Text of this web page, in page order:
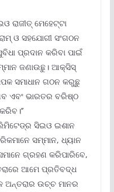
ରାଜୀତ୍ ମେହେଟ୍ଟା
ଓ ସହଯୋଗୀ ସଂଗଠନ
ପ୍ରଦାନ କରିବା ପାଇଁ
ଜଣାଉଛୁ। ଆକ୍ସିସ୍
ସମାଧାନ ଗଠନ କରୁଛୁ
ଏବଂ ଭାରତର ବରିଷ୍ଠ
ସିଇଓ ଇଶାନ
ସମ୍ମାନ, ଧ୍ୟାନ
ଗ୍ରହଣ କରିପାରିବେ,
ଆମେ ପ୍ରତିବଦ୍ଧ
ଅନ୍ତରାର ଉଚ୍ଚ ମାନର